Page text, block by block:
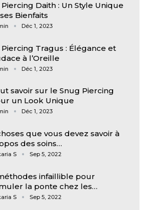
Piercing Daith : Un Style Unique
Bienfaits
Déc 1, 2023
Piercing Tragus : Élégance et
à l’Oreille
Déc 1, 2023
savoir sur le Snug Piercing
un Look Unique
Déc 1, 2023
que vous devez savoir à
des soins…
S Sep 5, 2022
infaillible pour
la ponte chez les…
S Sep 5, 2022